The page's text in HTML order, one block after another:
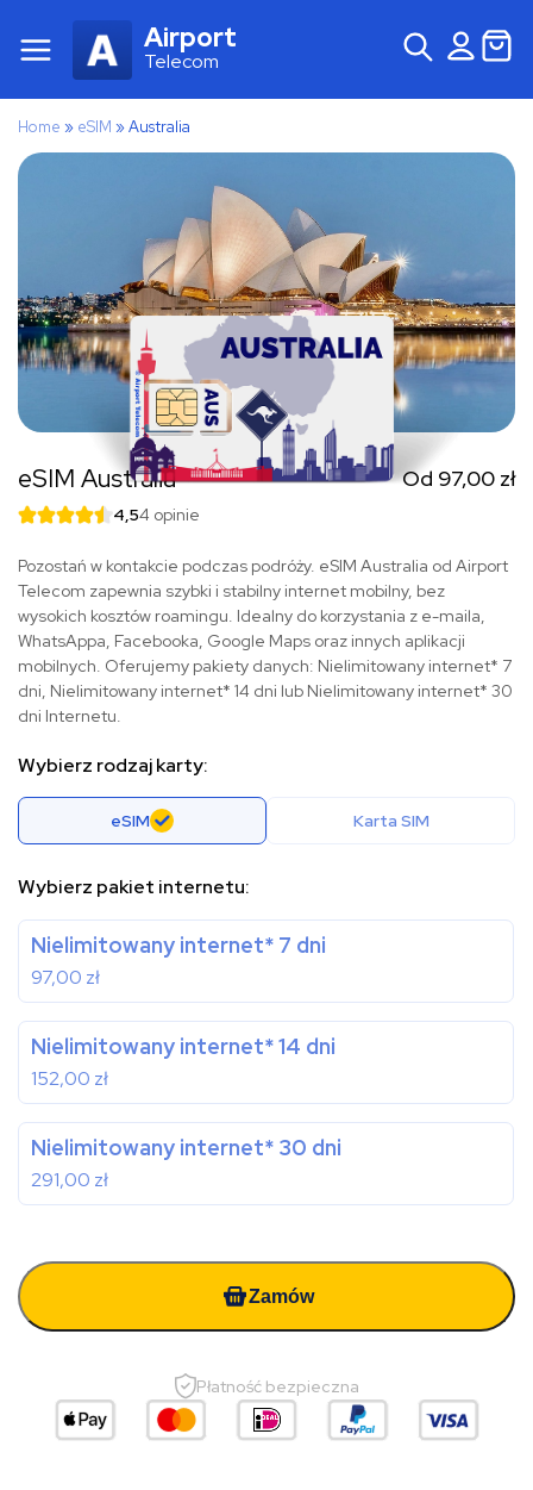
Airport
Telecom
Home » eSIM »Australia
eSIM Australia Od 97,00 zł
4,54 opinie
Pozostań w kontakcie podczas podróży. eSIM Australia od Airport
Telecom zapewnia szybki i stabilny internet mobilny, bez
wysokich kosztów roamingu. Idealny do korzystania z e-maila,
WhatsAppa, Facebooka, Google Maps oraz innych aplikacji
mobilnych. Oferujemy pakiety danych: Nielimitowany internet* 7
dni, Nielimitowany internet* 14 dni lub Nielimitowany internet* 30
dni Internetu.
Wybierz rodzaj karty:
eSIM Karta SIM
Wybierz pakiet internetu:
Nielimitowany internet* 7 dni
97,00 zł
Nielimitowany internet* 14 dni
152,00 zł
Nielimitowany internet* 30 dni
291,00 zł
Zamów
Płatność bezpieczna